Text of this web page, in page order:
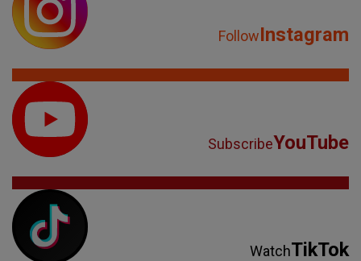
FollowInstagram
SubscribeYouTube
WatchTikTok